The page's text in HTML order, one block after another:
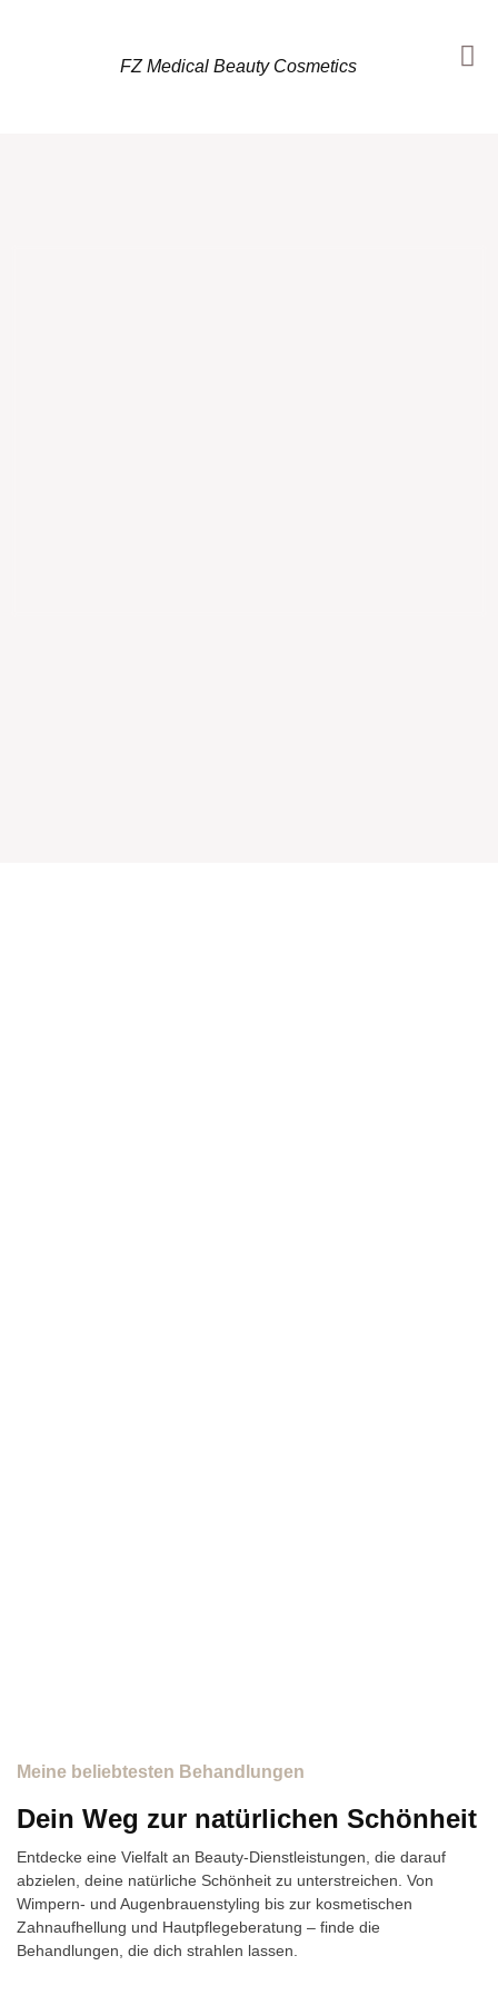
FZ Medical Beauty Cosmetics
Meine beliebtesten Behandlungen
Dein Weg zur natürlichen Schönheit
Entdecke eine Vielfalt an Beauty-Dienstleistungen, die darauf
abzielen, deine natürliche Schönheit zu unterstreichen. Von
Wimpern- und Augenbrauenstyling bis zur kosmetischen
Zahnaufhellung und Hautpflegeberatung – finde die
Behandlungen, die dich strahlen lassen.